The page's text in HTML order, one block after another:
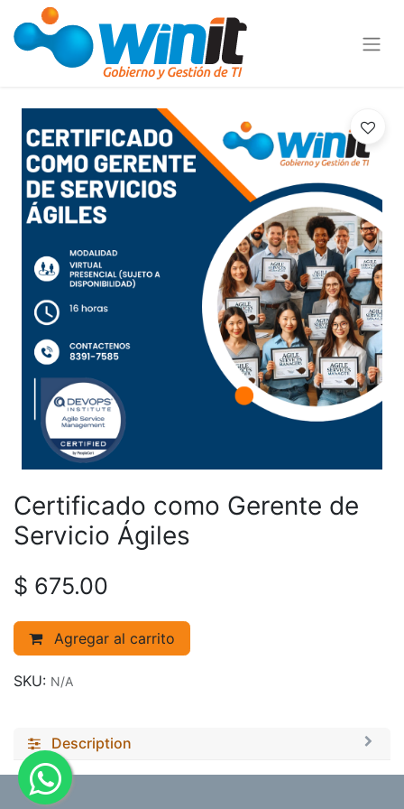
Certificado como Gerente de
Servicio Ágiles
$ 675.00
Agregar al carrito
SKU: N/A
Description